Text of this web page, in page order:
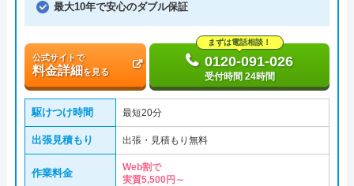
最大10年で安心のダブル保証
公式サイトで
料金詳細を見る
まずは電話相談！
0120-091-026
受付時間 24時間
駆けつけ時間 最短20分
出張見積もり 出張・見積もり無料
作業料金
Web割で
実質5,500円～